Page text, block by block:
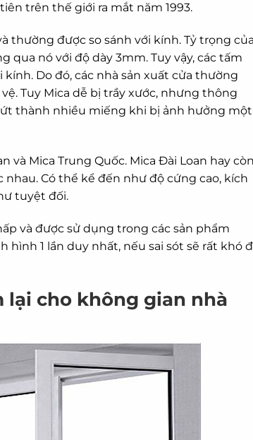
trên thế giới ra mắt năm 1993.
thường được so sánh với kính. Tỷ trọng của
qua nó với độ dày 3mm. Tuy vậy, các tấm
Do đó, các nhà sản xuất cửa thường
Tuy Mica dễ bị trầy xước, nhưng thông
thành nhiều miếng khi bị ảnh hưởng một
và Mica Trung Quốc. Mica Đài Loan hay còn
nhau. Có thể kể đến như độ cứng cao, kích
tuyệt đối.
và được sử dụng trong các sản phẩm
hình 1 lần duy nhất, nếu sai sót sẽ rất khó
lại cho không gian nhà